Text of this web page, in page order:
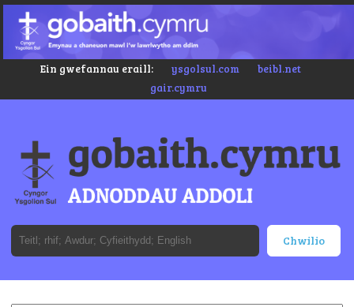
Ein gwefannau eraill: ysgolsul.com
beibl.net
gair.cymru